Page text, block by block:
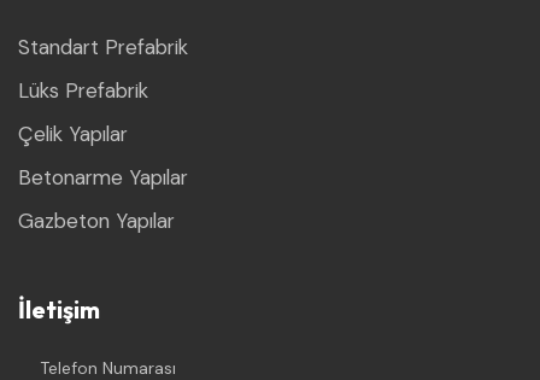
Standart Prefabrik
Lüks Prefabrik
Çelik Yapılar
Betonarme Yapılar
Gazbeton Yapılar
İletişim
Telefon Numarası